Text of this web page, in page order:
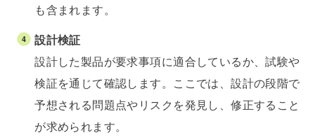
も含まれます。
設計検証
設計した製品が要求事項に適合しているか、試験や
検証を通じて確認します。ここでは、設計の段階で
予想される問題点やリスクを発見し、修正すること
が求められます。